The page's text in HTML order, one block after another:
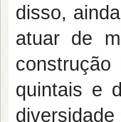
disso,
atuar de
quintais e